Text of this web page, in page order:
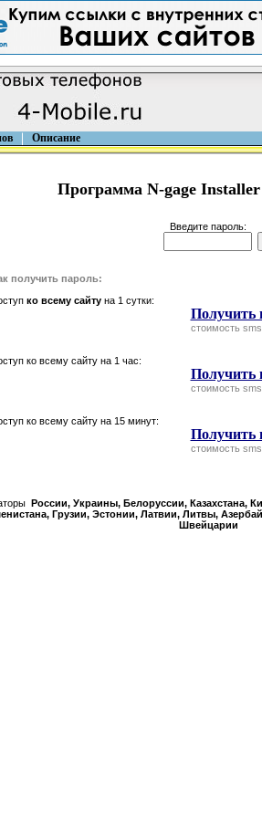
Описание
Программа N-gage Installer
Введите пароль:
получить пароль:
ко всему сайтуна 1 сутки:
Получить
стоимость
ко всему сайту на 1 час:
Получить
стоимость
ко всему сайту на 15 минут:
Получить
стоимость
России, Украины, Белорусcии, Казахстана,
Грузии, Эстонии, Латвии, Литвы,
Швейцарии